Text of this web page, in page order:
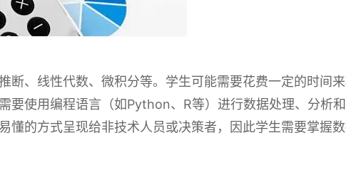
、线性代数、微积分等。学生可能需要花费一定的时间
要使用编程语言（如Python、R等）进行数据处理、分析
的方式呈现给非技术人员或决策者，因此学生需要掌握数